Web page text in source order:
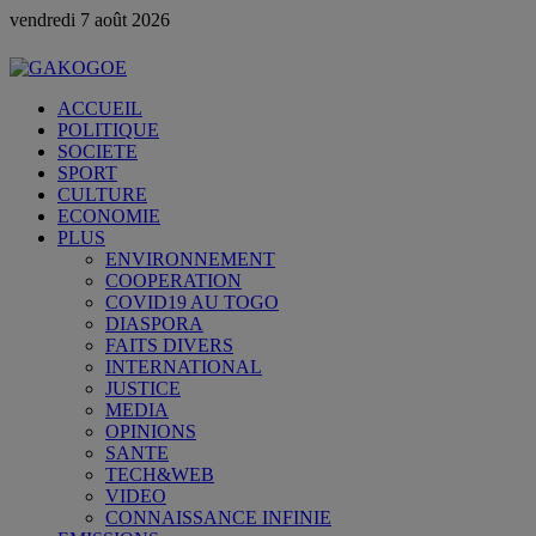
vendredi 7 août 2026
ACCUEIL
POLITIQUE
SOCIETE
SPORT
CULTURE
ECONOMIE
PLUS
ENVIRONNEMENT
COOPERATION
COVID19 AU TOGO
DIASPORA
FAITS DIVERS
INTERNATIONAL
JUSTICE
MEDIA
OPINIONS
SANTE
TECH&WEB
VIDEO
CONNAISSANCE INFINIE